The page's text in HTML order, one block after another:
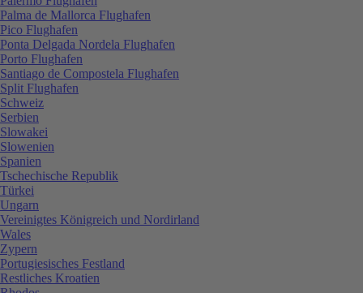
Palma de Mallorca Flughafen
Pico Flughafen
Ponta Delgada Nordela Flughafen
Porto Flughafen
Santiago de Compostela Flughafen
Split Flughafen
Schweiz
Serbien
Slowakei
Slowenien
Spanien
Tschechische Republik
Türkei
Ungarn
Vereinigtes Königreich und Nordirland
Wales
Zypern
Portugiesisches Festland
Restliches Kroatien